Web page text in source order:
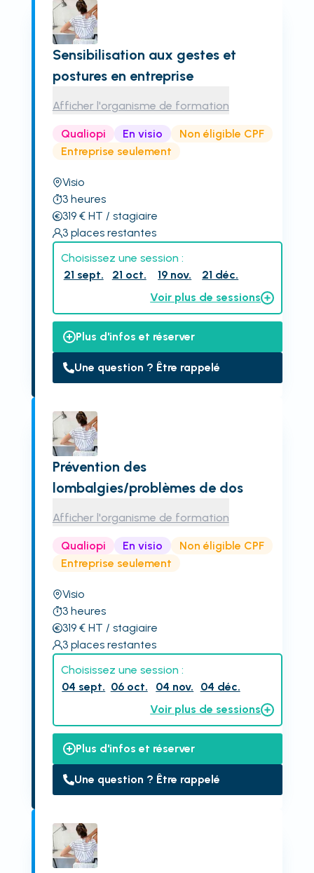
Sensibilisation aux gestes et
postures en entreprise
Afficher l'organisme de formation
Qualiopi En visio
Non éligible CPF
Entreprise seulement
Visio
3 heures
319€ HT / stagiaire
3 places restantes
Choisissez une session :
21 sept.
21 oct. 19 nov.
21 déc.
Voir plus de sessions
Plus d'infos et réserver
Une question ? Être rappelé
Prévention des
lombalgies/problèmes de dos
Afficher l'organisme de formation
Qualiopi En visio
Non éligible CPF
Entreprise seulement
Visio
3 heures
319€ HT / stagiaire
3 places restantes
Choisissez une session :
04 sept. 06 oct. 04 nov.
04 déc.
Voir plus de sessions
Plus d'infos et réserver
Une question ? Être rappelé